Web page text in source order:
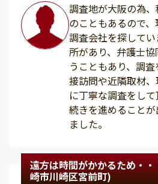
調査地が大阪の為
のこともあるので
調査会社を探して
所があり、弁護士
うこともあり、調
接訪問や近隣取材
に丁寧な調査をし
続きを進めること
ました。
遠方は時間がかかるため・
崎市川崎区宮前町)